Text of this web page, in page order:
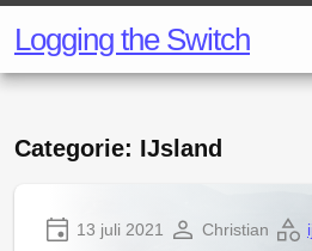
Logging the Switch
Categorie: IJsland
13 juli 2021 Christian